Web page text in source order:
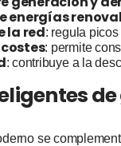
energías
la red: regula
: permite
: contribuye a la
se